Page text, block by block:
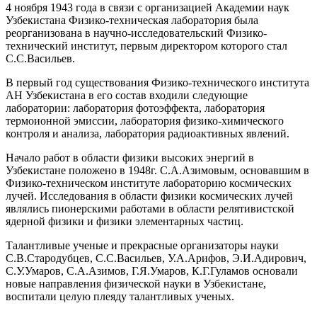
4 ноября 1943 года в связи с организацией Академии наук
Узбекистана Физико-техническая лаборатория была
реорганизована в научно-исследовательский Физико-
технический институт, первым директором которого стал
С.С.Васильев.
В первый год существования Физико-технического института
АН Узбекистана в его состав входили следующие
лаборатории: лаборатория фотоэффекта, лаборатория
термоионной эмиссии, лаборатория физико-химического
контроля и анализа, лаборатория радиоактивных явлений.
Начало работ в области физики высоких энергий в
Узбекистане положено в 1948г. С.А.Азимовым, основавшим в
Физико-техническом институте лабораторию космических
лучей. Исследования в области физики космических лучей
являлись пионерскими работами в области релятивистской
ядерной физики и физики элементарных частиц.
Талантливые ученые и прекрасные организаторы науки
С.В.Стародубцев, С.С.Васильев, У.А.Арифов, Э.И.Адирович,
С.У.Умаров, С.А.Азимов, Г.Я.Умаров, К.Г.Гуламов основали
новые направления физической науки в Узбекистане,
воспитали целую плеяду талантливых ученых.